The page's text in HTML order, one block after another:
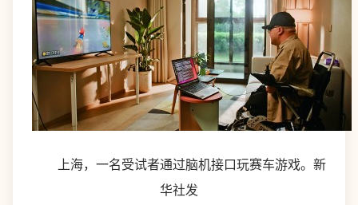
上海，一名受试者通过脑机接口玩赛车游戏。新
华社发